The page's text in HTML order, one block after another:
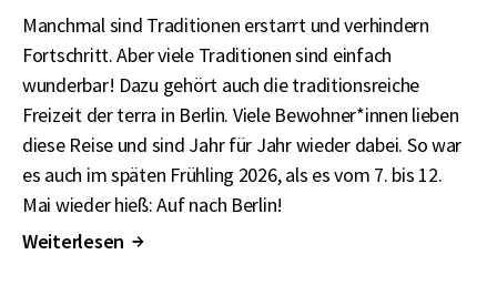
Manchmal sind Traditionen erstarrt und verhindern
Fortschritt. Aber viele Traditionen sind einfach
wunderbar! Dazu gehört auch die traditionsreiche
Freizeit der terra in Berlin. Viele Bewohner*innen lieben
diese Reise und sind Jahr für Jahr wieder dabei. So war
es auch im späten Frühling 2026, als es vom 7. bis 12.
Mai wieder hieß: Auf nach Berlin!
Weiterlesen
↑